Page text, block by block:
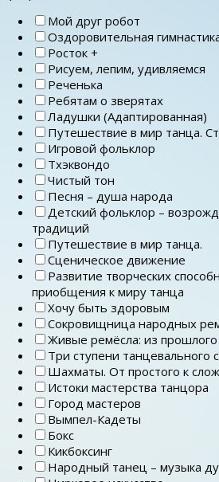
Мой друг робот
Оздоровительная
Росток +
Рисуем, лепим, удивляемся
Реченька
Ребятам о зверятах
Ладушки (Адаптированная)
Путешествие в мир танца.
Игровой фольклор
Тхэквондо
Чистый тон
Песня – душа народа
Детский фольклор –
традиций
Путешествие в мир танца.
Сценическое движение
Развитие творческих
приобщения к миру танца
Хочу быть здоровым
Сокровищница народных
Живые ремёсла: из
Три ступени танцевального
Шахматы. От простого к
Истоки мастерства танцора
Город мастеров
Вымпел-Кадеты
Бокс
Кикбоксинг
Народный танец – музыка